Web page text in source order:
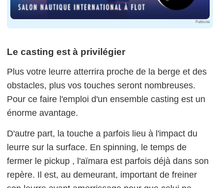
Publicité
Le casting est à privilégier
Plus votre leurre atterrira proche de la berge et des
obstacles, plus vos touches seront nombreuses.
Pour ce faire l'emploi d'un ensemble casting est un
énorme avantage.
D'autre part, la touche a parfois lieu à l'impact du
leurre sur la surface. En spinning, le temps de
fermer le pickup , l'aïmara est parfois déjà dans son
repère. Il est, au demeurant, important de freiner